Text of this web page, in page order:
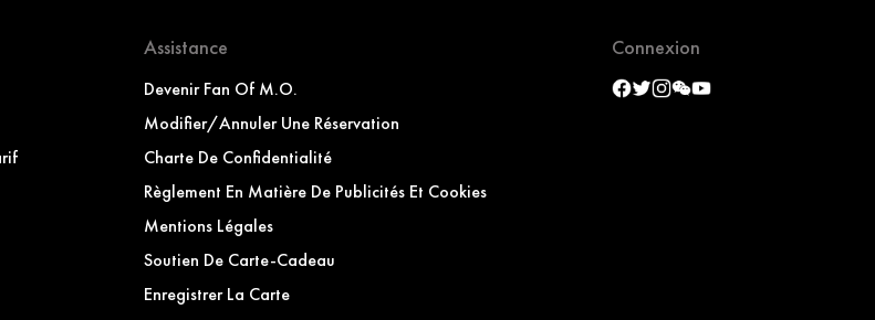
Assistance
Devenir Fan Of M.O.
Modifier/Annuler Une Réservation
Charte De Confidentialité
Règlement En Matière De Publicités Et Cookies
Mentions Légales
Soutien De Carte-Cadeau
Enregistrer La Carte
Connexion